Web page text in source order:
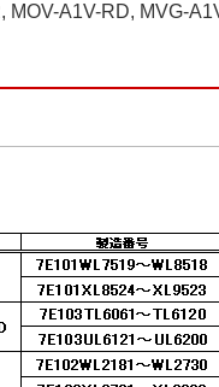
A1V-RD, MVG-